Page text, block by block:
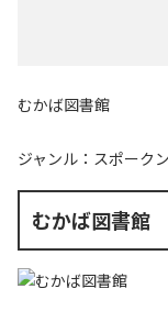
むかば図書館
ジャンル： スポーク
むかば図書館